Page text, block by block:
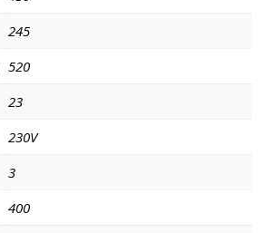
245
520
23
230V
3
400